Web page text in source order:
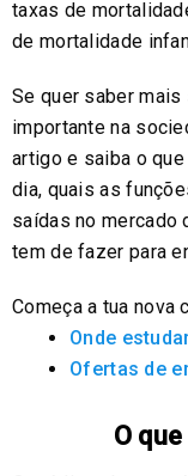
taxas de
de mortalidade
Se quer saber
importante na
artigo e saiba o
dia, quais as
saídas no mercado
tem de fazer para
Começa a tua nova
Onde
Ofertas de
O